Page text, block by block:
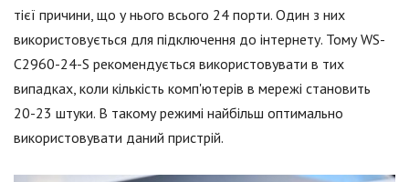
тієї причини, що у нього всього 24 порти. Один з них
використовується для підключення до інтернету. Тому WS-
С2960-24-S рекомендується використовувати в тих
випадках, коли кількість комп'ютерів в мережі становить
20-23 штуки. В такому режимі найбільш оптимально
використовувати даний пристрій.